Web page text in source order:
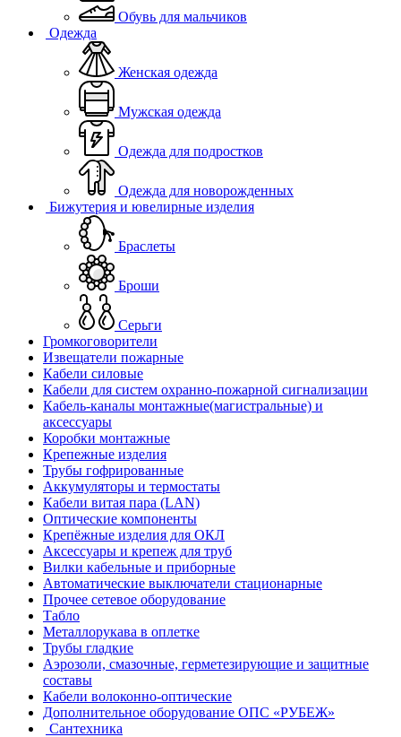
Обувь для мальчиков
Одежда
Женская одежда
Мужская одежда
Одежда для подростков
Одежда для новорожденных
Бижутерия и ювелирные изделия
Браслеты
Броши
Серьги
Громкоговорители
Извещатели пожарные
Кабели силовые
Кабели для систем охранно-пожарной сигнализации
Кабель-каналы монтажные(магистральные) и
аксессуары
Коробки монтажные
Крепежные изделия
Трубы гофрированные
Аккумуляторы и термостаты
Кабели витая пара (LAN)
Оптические компоненты
Крепёжные изделия для ОКЛ
Аксессуары и крепеж для труб
Вилки кабельные и приборные
Автоматические выключатели стационарные
Прочее сетевое оборудование
Табло
Металлорукава в оплетке
Трубы гладкие
Аэрозоли, смазочные, герметезирующие и защитные
составы
Кабели волоконно-оптические
Дополнительное оборудование ОПС «РУБЕЖ»
Сантехника